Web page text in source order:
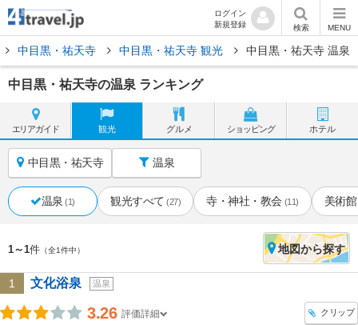
ログイン
新規登録
検索 MENU
中目黒・祐天寺 中目黒・祐天寺 観光 中目黒・祐天寺 温泉
中目黒・祐天寺の温泉 ランキング
エリアガイド 観光 グルメ ショッピング ホテル
中目黒・祐天寺 温泉
温泉 (1) 観光すべて (27) 寺・神社・教会 (11) 美術
1～1件 （全1件中） 地図から探す
1 文化浴泉 温泉
3.26 評価詳細 クリップ